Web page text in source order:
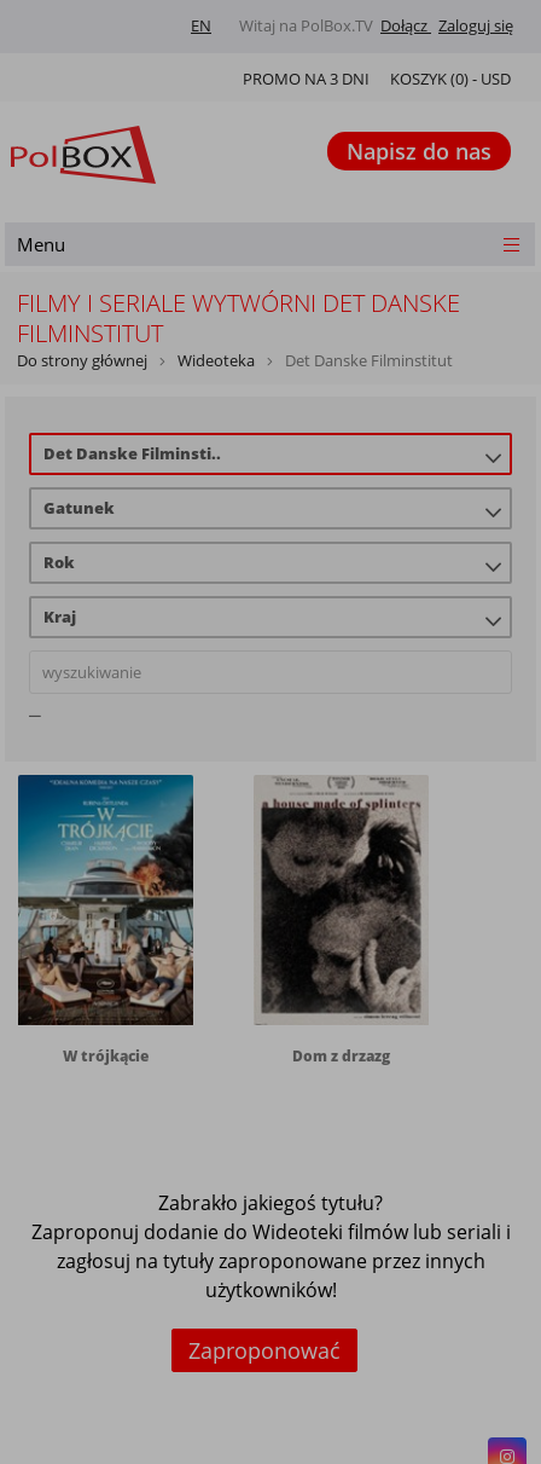
Witaj na PolBox.TV Dołącz Zaloguj się
EN
KOSZYK (0) - USD
PROMO NA 3 DNI
Napisz do nas
Menu
FILMY I SERIALE WYTWÓRNI DET DANSKE
FILMINSTITUT
Do strony głównej Wideoteka Det Danske Filminstitut
Det Danske Filminsti..
Gatunek
Rok
Kraj
W trójkącie Dom z drzazg
Zabrakło jakiegoś tytułu?
Zaproponuj dodanie do Wideoteki filmów lub seriali i
zagłosuj na tytuły zaproponowane przez innych
użytkowników!
Zaproponować